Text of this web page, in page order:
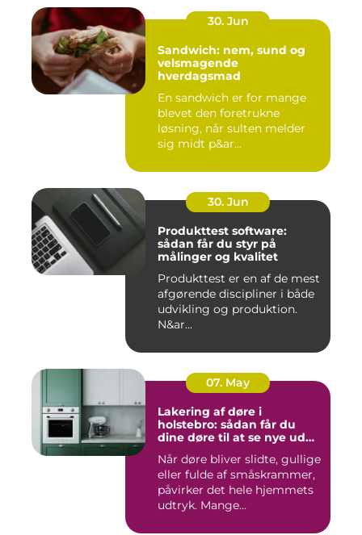
30. Jun
Sandwich: nem, sund og
velsmagende
hverdagsmad
En sandwich er for mange
blevet den foretrukne
løsning, når sulten melder
sig midt p&ar...
30. Jun
Produkttest software:
sådan får du styr på
målinger og kvalitet
Produkttest er en af de mest
afgørende discipliner i både
udvikling og produktion.
N&ar...
07. May
Lakering af døre i
holstebro: sådan får du
dine døre til at se nye ud
Når døre bliver slidte, gullige
eller fulde af småskrammer,
påvirker det hele hjemmets
udtryk. Mange...